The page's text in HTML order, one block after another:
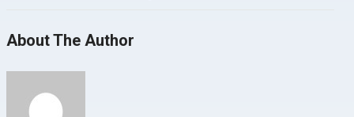
About The Author